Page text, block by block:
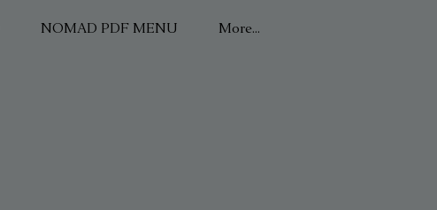
NOMAD PDF MENU More...